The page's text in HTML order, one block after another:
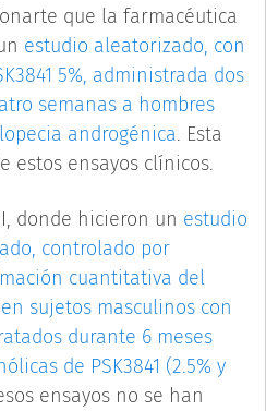
que la farmacéutica
estudio aleatorizado, con
5%, administrada dos
semanas a hombres
androgénica. Esta
estos ensayos clínicos.
donde hicieron un estudio
controlado por
cuantitativa del
sujetos masculinos con
durante 6 meses
de PSK3841 (2.5% y
ensayos no se han